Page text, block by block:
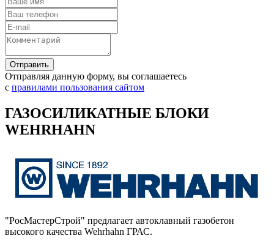
Отправляя данную форму, вы соглашаетесь
с правилами пользования сайтом
ГАЗОСИЛИКАТНЫЕ БЛОКИ
WEHRHAHN
"РосМастерСтрой" предлагает автоклавный газобетон
высокого качества Wehrhahn ГРАС.